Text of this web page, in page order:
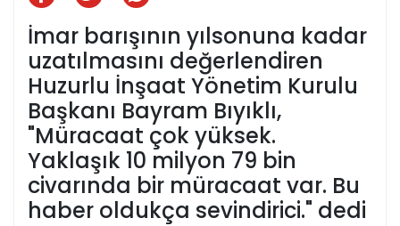
İmar barışının yılsonuna kadar
uzatılmasını değerlendiren
Huzurlu İnşaat Yönetim Kurulu
Başkanı Bayram Bıyıklı,
"Müracaat çok yüksek.
Yaklaşık 10 milyon 79 bin
civarında bir müracaat var. Bu
haber oldukça sevindirici." dedi